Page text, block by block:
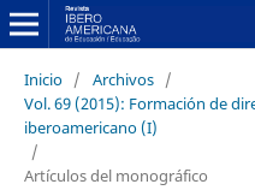
Inicio / Archivos /
Vol. 69 (2015): Formación de
iberoamericano (I)
/
Artículos del monográfico